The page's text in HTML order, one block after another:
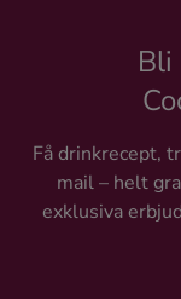
Champagne
Gin
Bli
Få drinkrecept,
mail – helt
exklusiva